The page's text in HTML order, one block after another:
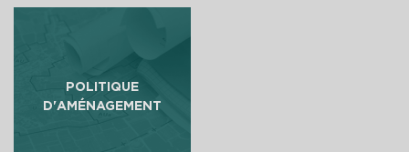
POLITIQUE
D'AMÉNAGEMENT